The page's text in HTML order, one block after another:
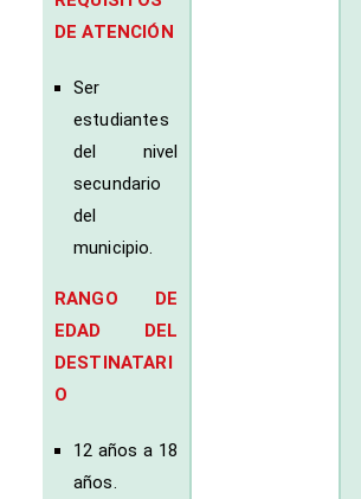
DE ATENCIÓN
Ser
estudiantes
del nivel
secundario
del
municipio.
RANGO DE
EDAD DEL
DESTINATARI
O
12 años a 18
años.